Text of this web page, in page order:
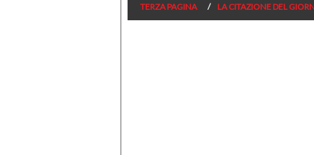
TERZA PAGINA
LA CITAZIONE DEL